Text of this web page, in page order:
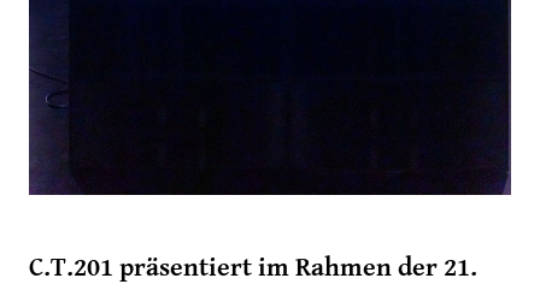
C.T.201 präsentiert im Rahmen der 21.